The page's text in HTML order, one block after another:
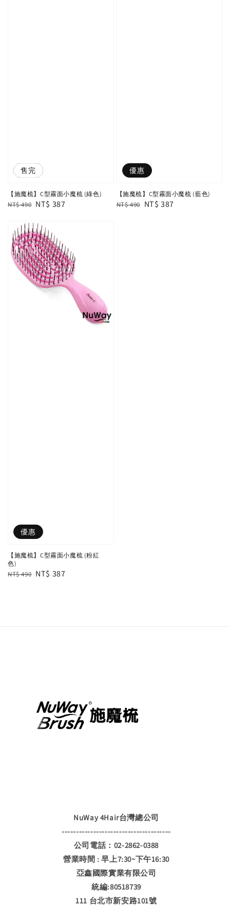
優惠
售完
【施魔梳】C型霧面小魔梳 (綠色)
Regular
NT$ 490 Sale
NT$ 387
優惠
【施魔梳】C型霧面小魔梳 (藍色)
Regular
NT$ 490 Sale
NT$ 387
優惠
【施魔梳】C型霧面小魔梳 (粉紅
色)
Regular
NT$ 490 Sale
NT$ 387
NuWay 4Hair台灣總公司
--------------------------------------
公司電話：02-2862-0388
營業時間 : 早上7:30~下午16:30
亞鑫國際實業有限公司
統編:80518739
111 台北市新安路101號